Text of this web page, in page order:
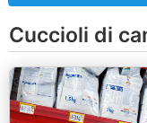
Cuccioli di